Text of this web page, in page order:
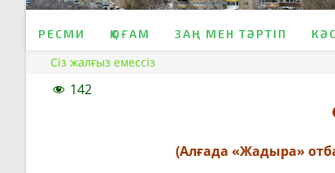
РЕСМИ ҚОҒАМ ЗАҢ МЕН ТӘРТІП
Сіз жалғыз емессіз
142
(Алғада «Жадыра» о